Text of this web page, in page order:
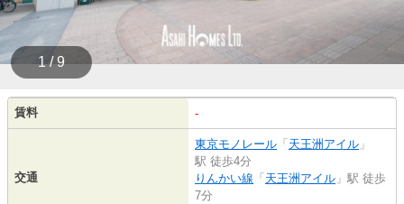
1 / 9
賃料 -
交通
東京モノレール 「 天王洲アイル 」
駅 徒歩4分
りんかい線 「 天王洲アイル 」駅 徒歩
7分